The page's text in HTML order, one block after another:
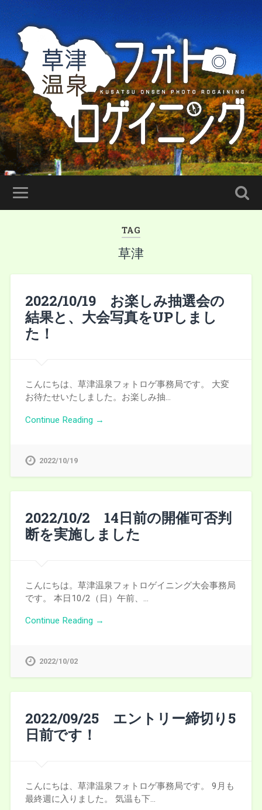
TAG
草津
2022/10/19 お楽しみ抽選会の
結果と、大会写真をUPしまし
た！
こんにちは、草津温泉フォトロゲ事務局です。 大変
お待たせいたしました。お楽しみ抽…
Continue Reading →
2022/10/19
2022/10/2 14日前の開催可否判
断を実施しました
こんにちは。草津温泉フォトロゲイニング大会事務局
です。 本日10/2（日）午前、…
Continue Reading →
2022/10/02
2022/09/25 エントリー締切り5
日前です！
こんにちは、草津温泉フォトロゲ事務局です。 9月も
最終週に入りました。 気温も下…